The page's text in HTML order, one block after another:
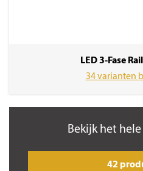
LED 3-Fase
34 varianten
Bekijk het
42